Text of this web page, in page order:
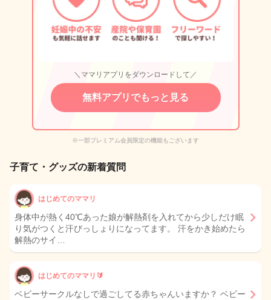
＼ママリアプリをダウンロードして／
無料アプリでもっと見る
※一部プレミアム会員限定の機能もございます
子育て・グッズの新着質問
はじめてのママリ
身体中が熱く40℃あった娘が解熱剤を入れてから少しだけ眠
り気がつくと汗びっしょりになってます。 汗をかき始めたら
解熱のサイ…
はじめてのママリ🔰
ベビーサークルなしで過ごしてる赤ちゃんいますか？ ベビー